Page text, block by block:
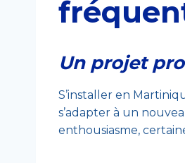
Un projet
S’installer en
s’adapter à un
enthousiasme,